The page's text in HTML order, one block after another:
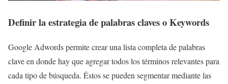
Definir la estrategia de palabras claves o Keywords
Google Adwords permite crear una lista completa de palabras
clave en donde hay que agregar todos los términos relevantes para
cada tipo de búsqueda. Éstos se pueden segmentar mediante las